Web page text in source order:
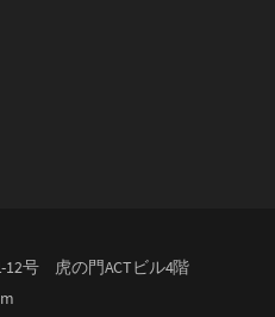
12号 虎の門ACTビル4階